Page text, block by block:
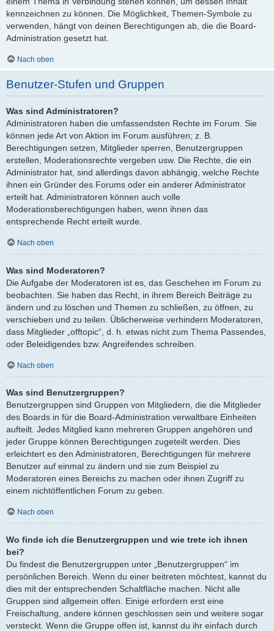
kennzeichnen zu können. Die Möglichkeit, Themen-Symbole zu
verwenden, hängt von deinen Berechtigungen ab, die die Board-
Administration gesetzt hat.
Nach oben
Benutzer-Stufen und Gruppen
Was sind Administratoren?
Administratoren haben die umfassendsten Rechte im Forum. Sie
können jede Art von Aktion im Forum ausführen; z. B.
Berechtigungen setzen, Mitglieder sperren, Benutzergruppen
erstellen, Moderationsrechte vergeben usw. Die Rechte, die ein
Administrator hat, sind allerdings davon abhängig, welche Rechte
ihnen ein Gründer des Forums oder ein anderer Administrator
erteilt hat. Administratoren können auch volle
Moderationsberechtigungen haben, wenn ihnen das
entsprechende Recht erteilt wurde.
Nach oben
Was sind Moderatoren?
Die Aufgabe der Moderatoren ist es, das Geschehen im Forum zu
beobachten. Sie haben das Recht, in ihrem Bereich Beiträge zu
ändern und zu löschen und Themen zu schließen, zu öffnen, zu
verschieben und zu teilen. Üblicherweise verhindern Moderatoren,
dass Mitglieder „offtopic“, d. h. etwas nicht zum Thema Passendes,
oder Beleidigendes bzw. Angreifendes schreiben.
Nach oben
Was sind Benutzergruppen?
Benutzergruppen sind Gruppen von Mitgliedern, die die Mitglieder
des Boards in für die Board-Administration verwaltbare Einheiten
aufteilt. Jedes Mitglied kann mehreren Gruppen angehören und
jeder Gruppe können Berechtigungen zugeteilt werden. Dies
erleichtert es den Administratoren, Berechtigungen für mehrere
Benutzer auf einmal zu ändern und sie zum Beispiel zu
Moderatoren eines Bereichs zu machen oder ihnen Zugriff zu
einem nichtöffentlichen Forum zu geben.
Nach oben
Wo finde ich die Benutzergruppen und wie trete ich ihnen
bei?
Du findest die Benutzergruppen unter „Benutzergruppen“ im
persönlichen Bereich. Wenn du einer beitreten möchtest, kannst du
dies mit der entsprechenden Schaltfläche machen. Nicht alle
Gruppen sind allgemein offen. Einige erfordern erst eine
Freischaltung, andere können geschlossen sein und weitere sogar
versteckt. Wenn die Gruppe offen ist, kannst du ihr einfach durch